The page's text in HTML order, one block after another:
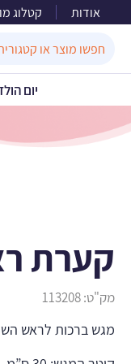
אודות קטלוג
for:
יום
קערת
מק"ט:113208
מגש ברכות לראש